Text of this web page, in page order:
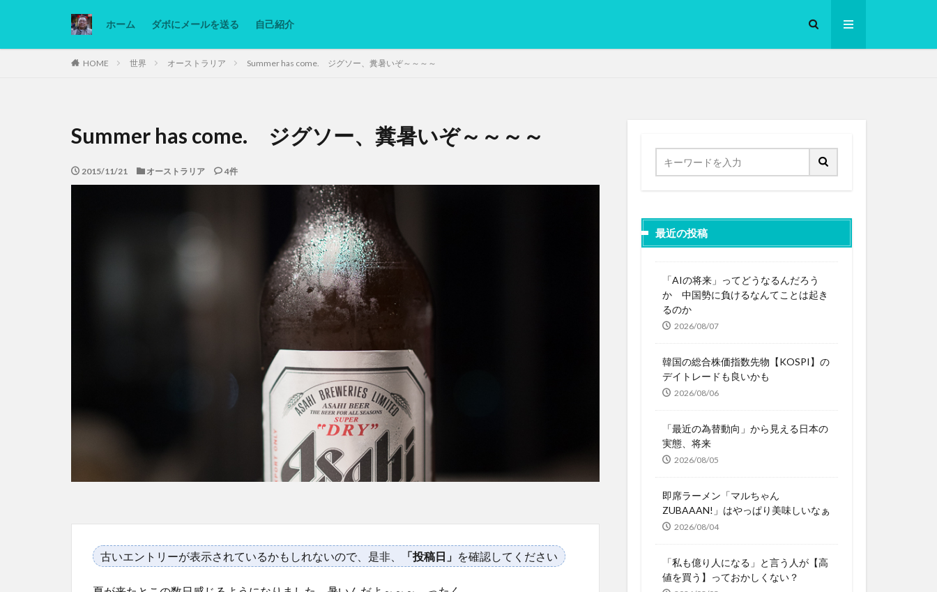
ホーム ダボにメールを送る 自己紹介
HOME 世界 オーストラリア Summer has come. ジグソー、糞暑いぞ～～～～
Summer has come. ジグソー、糞暑いぞ～～～～
2015/11/21 オーストラリア 4件
古いエントリーが表示されているかもしれないので、是非、 「投稿日」 を確認してください
最近の投稿
「AIの将来」ってどうなるんだろう
か 中国勢に負けるなんてことは起き
るのか
2026/08/07
韓国の総合株価指数先物【KOSPI】の
デイトレードも良いかも
2026/08/06
「最近の為替動向」から見える日本の
実態、将来
2026/08/05
即席ラーメン「マルちゃん
ZUBAAAN!」はやっぱり美味しいなぁ
2026/08/04
「私も億り人になる」と言う人が【高
値を買う】っておかしくない？
カテゴリー
Ninjatrader PC グリグリ画像 マレーシア動画 ヨーグルト